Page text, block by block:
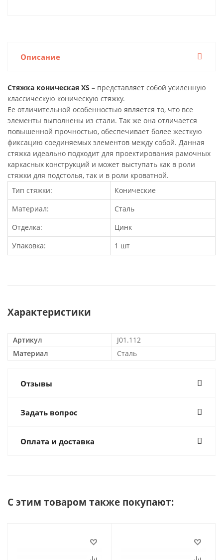
Описание
Стяжка коническая XS – представляет собой усиленную
классическую коническую стяжку.
Ее отличительной особенностью является то, что все
элементы выполнены из стали. Так же она отличается
повышенной прочностью, обеспечивает более жесткую
фиксацию соединяемых элементов между собой. Данная
стяжка идеально подходит для проектирования рамочных
каркасных конструкций и может выступать как в роли
стяжки для подстолья, так и в роли кроватной.
Тип стяжки:
Конические
Материал:
Сталь
Отделка:
Цинк
Упаковка:
1 шт
Характеристики
Артикул
J01.112
Материал
Сталь
Отзывы
Задать вопрос
Оплата и доставка
С этим товаром также покупают: